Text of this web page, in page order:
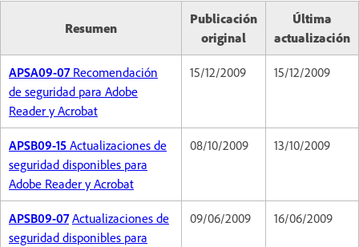
Resumen
Publicación
original
Última
actualización
APSA09-07Recomendación
de seguridad para Adobe
Reader y Acrobat
15/12/2009 15/12/2009
APSB09-15 Actualizaciones de
seguridad disponibles para
Adobe Reader y Acrobat
08/10/2009 13/10/2009
APSB09-07 Actualizaciones de
seguridad disponibles para
09/06/2009 16/06/2009